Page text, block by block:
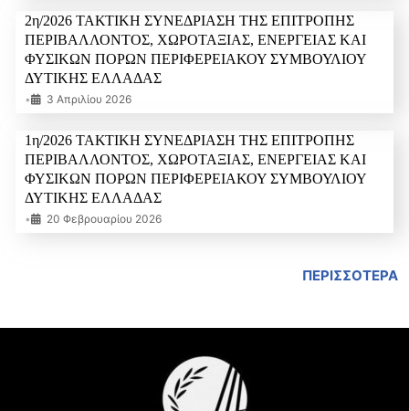
2η/2026 ΤΑΚΤΙΚΗ ΣΥΝΕΔΡΙΑΣΗ ΤΗΣ ΕΠΙΤΡΟΠΗΣ
ΠΕΡΙΒΑΛΛΟΝΤΟΣ, ΧΩΡΟΤΑΞΙΑΣ, ΕΝΕΡΓΕΙΑΣ ΚΑΙ
ΦΥΣΙΚΩΝ ΠΟΡΩΝ ΠΕΡΙΦΕΡΕΙΑΚΟΥ ΣΥΜΒΟΥΛΙΟΥ
ΔΥΤΙΚΗΣ ΕΛΛΑΔΑΣ
• 3 Απριλίου 2026
1η/2026 ΤΑΚΤΙΚΗ ΣΥΝΕΔΡΙΑΣΗ ΤΗΣ ΕΠΙΤΡΟΠΗΣ
ΠΕΡΙΒΑΛΛΟΝΤΟΣ, ΧΩΡΟΤΑΞΙΑΣ, ΕΝΕΡΓΕΙΑΣ ΚΑΙ
ΦΥΣΙΚΩΝ ΠΟΡΩΝ ΠΕΡΙΦΕΡΕΙΑΚΟΥ ΣΥΜΒΟΥΛΙΟΥ
ΔΥΤΙΚΗΣ ΕΛΛΑΔΑΣ
• 20 Φεβρουαρίου 2026
ΠΕΡΙΣΣΟΤΕΡΑ